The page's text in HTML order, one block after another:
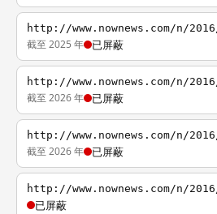
http://www.nownews.com/n/
截至 2025 年 已屏蔽
http://www.nownews.com/n/
截至 2026 年 已屏蔽
http://www.nownews.com/n/
截至 2026 年 已屏蔽
http://www.nownews.com/n/
已屏蔽